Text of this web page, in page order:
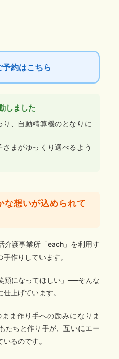
予約はこちら
しました
、 自動精算機のとなり に
まがゆっくり選べるよう
な想いが込められて
介護事業所「each」を利用す
作りしています。
顔になってほしい」──そんな
上げています。
ま作り手への励みになりま
たちと作り手が、互いにエー
るのです。